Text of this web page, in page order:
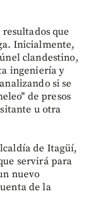
que
Inicialmente,
clandestino,
ingeniería y
si se
de presos
u otra
de Itagüí,
servirá para
nuevo
de la